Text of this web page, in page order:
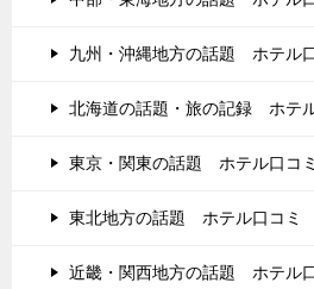
九州・沖縄地方の話題 ホテル
北海道の話題・旅の記録 ホテ
東京・関東の話題 ホテル口コミ
東北地方の話題 ホテル口コミ
近畿・関西地方の話題 ホテル